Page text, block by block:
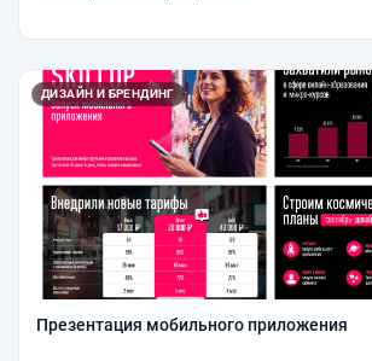
ДИЗАЙН И БРЕНДИНГ
Презентация мобильного приложения